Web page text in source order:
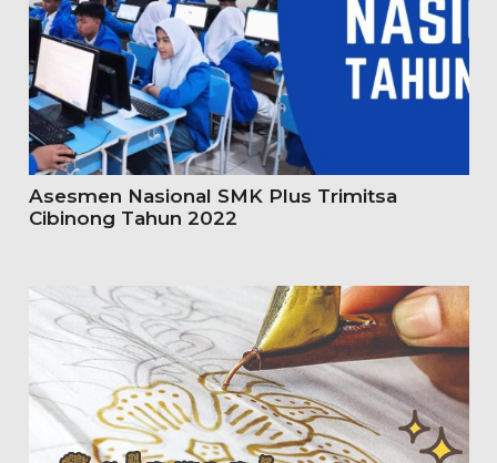
Asesmen Nasional SMK Plus Trimitsa
Cibinong Tahun 2022